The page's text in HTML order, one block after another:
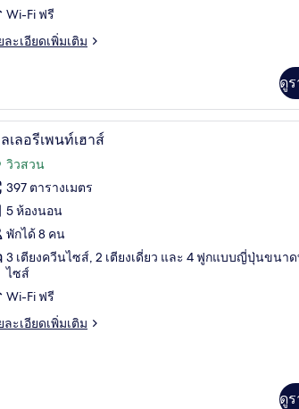
Wi-Fi ฟรี
ละเอียดเพิ่มเติม
ดู
ม, เตียงเมมโมรีโฟม, ผ้าม่านกันแสง, ห้องเก็บเสียง
พถ่าย
หมด
ง
ล
แกลเลอรีเพนท์เฮาส์ | เครื่
16เลอรีเพนท์เฮาส์
วิวสวน
397 ตารางเมตร
5 ห้องนอน
พักได้ 8 คน
3 เตียงควีนไซส์, 2 เตียงเดี่ยว และ 4 ฟูกแบบญี่ปุ่นขนา
ไซส์
Wi-Fi ฟรี
ละเอียดเพิ่มเติม
ดู